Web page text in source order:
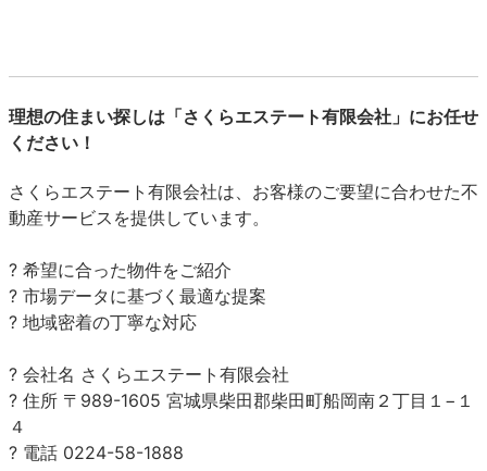
理想の住まい探しは「さくらエステート有限会社」にお任せ
ください！
さくらエステート有限会社は、お客様のご要望に合わせた不
動産サービスを提供しています。
? 希望に合った物件をご紹介
? 市場データに基づく最適な提案
? 地域密着の丁寧な対応
? 会社名 さくらエステート有限会社
? 住所 〒989-1605 宮城県柴田郡柴田町船岡南２丁目１−１
４
? 電話 0224-58-1888